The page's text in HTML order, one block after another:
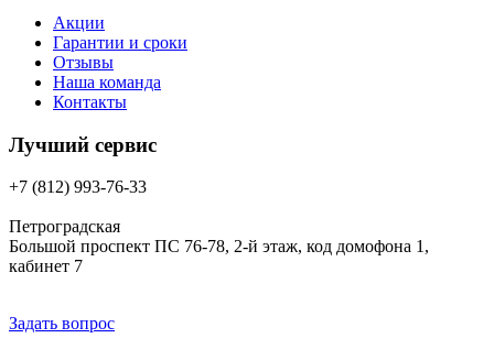
Акции
Гарантии и сроки
Отзывы
Наша команда
Контакты
Лучший сервис
+7 (812) 993-76-33
Петроградская
Большой проспект ПС 76-78, 2-й этаж, код домофона 1,
кабинет 7
Задать вопрос